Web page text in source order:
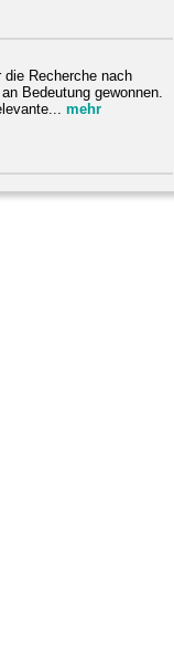
Recherche nach
Bedeutung gewonnen.
mehr